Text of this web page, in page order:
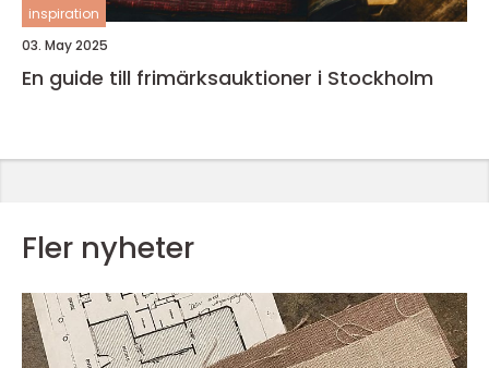
inspiration
03. May 2025
En guide till frimärksauktioner i Stockholm
Fler nyheter